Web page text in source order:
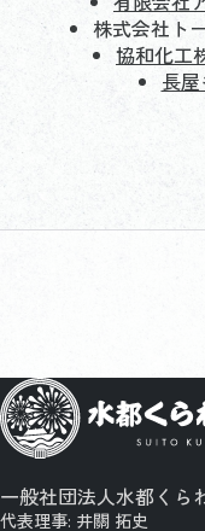
株式会社ト
協和化工
長
一般社団法人水都くら
代表理事: 井關 拓史